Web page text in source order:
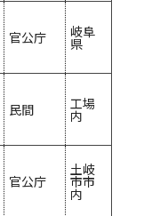
官公庁 岐阜
県
民間 工場
内
官公庁
土岐
市市
内